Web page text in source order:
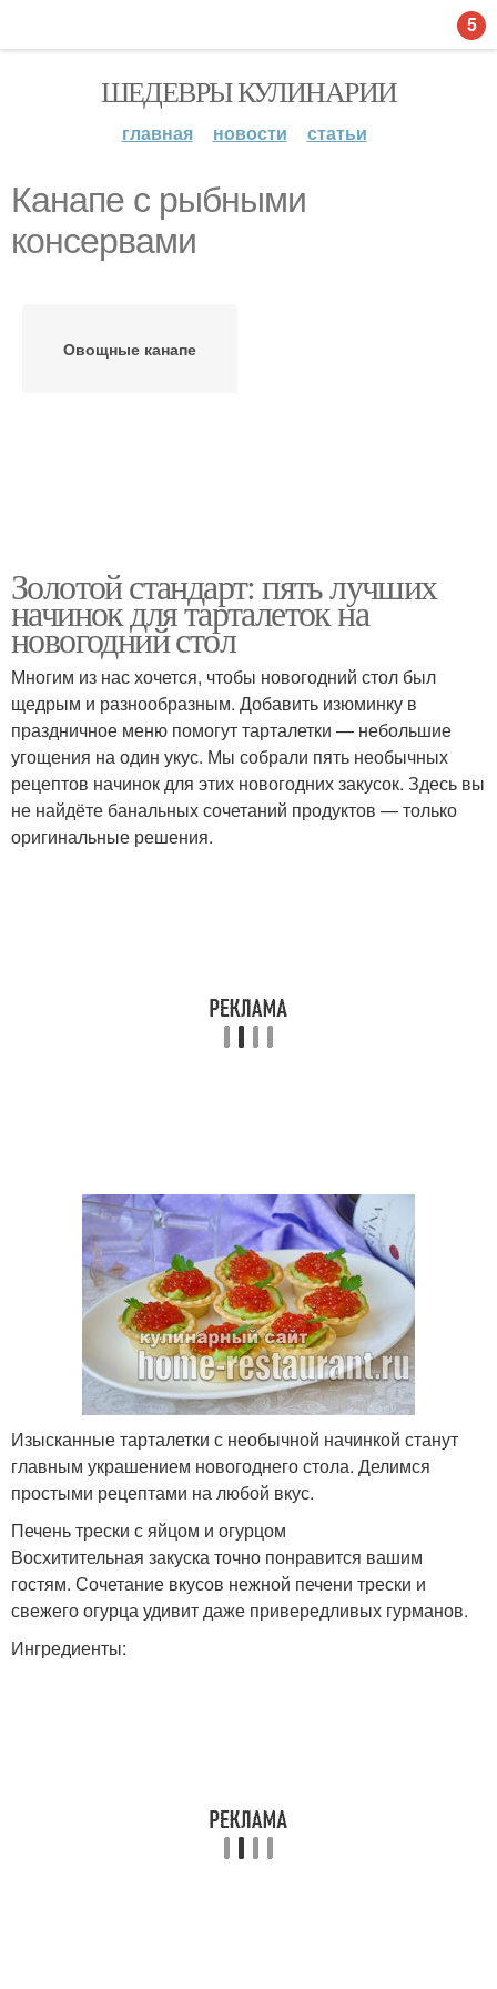
ШЕДЕВРЫ КУЛИНАРИИ
главная новости статьи
Канапе с рыбными
консервами
Овощные канапе
Золотой стандарт: пять лучших
начинок для тарталеток на
новогодний стол
Многим из нас хочется, чтобы новогодний стол был
щедрым и разнообразным. Добавить изюминку в
праздничное меню помогут тарталетки — небольшие
угощения на один укус. Мы собрали пять необычных
рецептов начинок для этих новогодних закусок. Здесь вы
не найдёте банальных сочетаний продуктов — только
оригинальные решения.
Изысканные тарталетки с необычной начинкой станут
главным украшением новогоднего стола. Делимся
простыми рецептами на любой вкус.
Печень трески с яйцом и огурцом
Восхитительная закуска точно понравится вашим
гостям. Сочетание вкусов нежной печени трески и
свежего огурца удивит даже привередливых гурманов.
Ингредиенты:
5